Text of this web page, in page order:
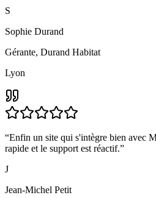
S
Sophie Durand
Gérante, Durand Habitat
Lyon
“Enfin un site qui s'intègre bien avec
rapide et le support est réactif.”
J
Jean-Michel Petit